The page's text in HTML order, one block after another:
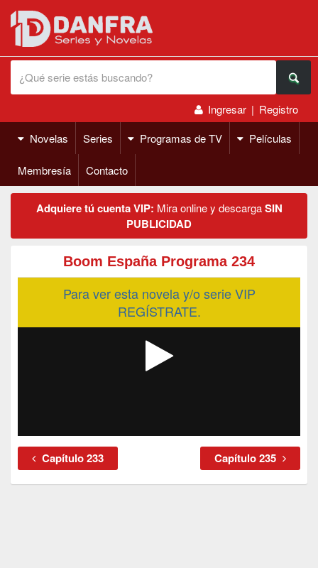
Ingresar | Registro
Novelas
Series Programas de TV Películas
Membresía Contacto
Adquiere tú cuenta VIP: Mira online y descargaSIN
PUBLICIDAD
Boom España Programa 234
Para ver esta novela y/o serie VIP
REGÍSTRATE.
Capítulo 233 Capítulo 235